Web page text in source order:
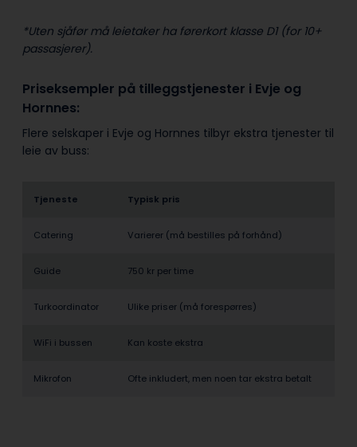
*Uten sjåfør må leietaker ha førerkort klasse D1 (for 10+
passasjerer).
Priseksempler på tilleggstjenester i Evje og
Hornnes:
Flere selskaper i Evje og Hornnes tilbyr ekstra tjenester til
leie av buss:
Tjeneste Typisk pris
Catering Varierer (må bestilles på forhånd)
Guide 750 kr per time
Turkoordinator Ulike priser (må forespørres)
WiFi i bussen Kan koste ekstra
Mikrofon Ofte inkludert, men noen tar ekstra betalt